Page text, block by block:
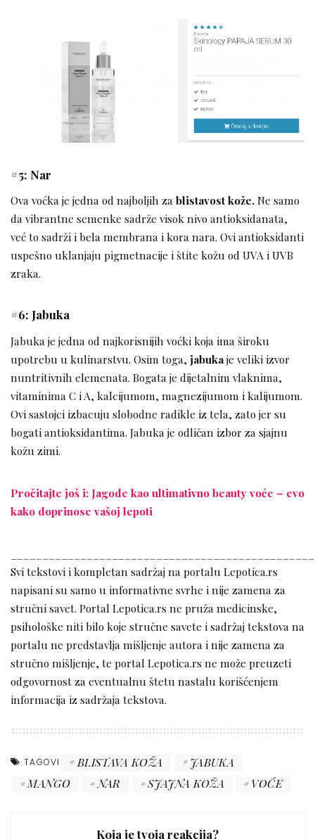
#5: Nar
Ova voćka je jedna od najboljih zablistavost kože.Ne samo
da vibrantne semenke sadrže visok nivo antioksidanata,
već to sadrži i bela membrana i kora nara. Ovi antioksidanti
uspešno uklanjaju pigmetnacije i štite kožu od UVA i UVB
zraka.
#6: Jabuka
Jabuka je jedna od najkorisnijih voćki koja ima široku
upotrebu u kulinarstvu. Osim toga, jabukaje veliki izvor
nuntritivnih elemenata. Bogata je dijetalnim vlaknima,
vitaminima C i A, kalcijumom, magnezijumom i kalijumom.
Ovi sastojci izbacuju slobodne radikle iz tela, zato jer su
bogati antioksidantima. Jabuka je odličan izbor za sjajnu
kožu zimi.
Pročitajte još i: Jagode kao ultimativno beauty voće – evo
kako doprinose vašoj lepoti
Svi tekstovi i kompletan sadržaj na portalu Lepotica.rs
napisani su samo u informativne svrhe i nije zamena za
stručni savet. Portal Lepotica.rs ne pruža medicinske,
psihološke niti bilo koje stručne savete i sadržaj tekstova na
portalu ne predstavlja mišljenje autora i nije zamena za
stručno mišljenje, te portal Lepotica.rs ne može preuzeti
odgovornost za eventualnu štetu nastalu korišćenjem
informacija iz sadržaja tekstova.
TAGOVI BLISTAVA KOŽA
JABUKA
MANGO
NAR SJAJNA KOŽA VOĆE
Koja je tvoja reakcija?